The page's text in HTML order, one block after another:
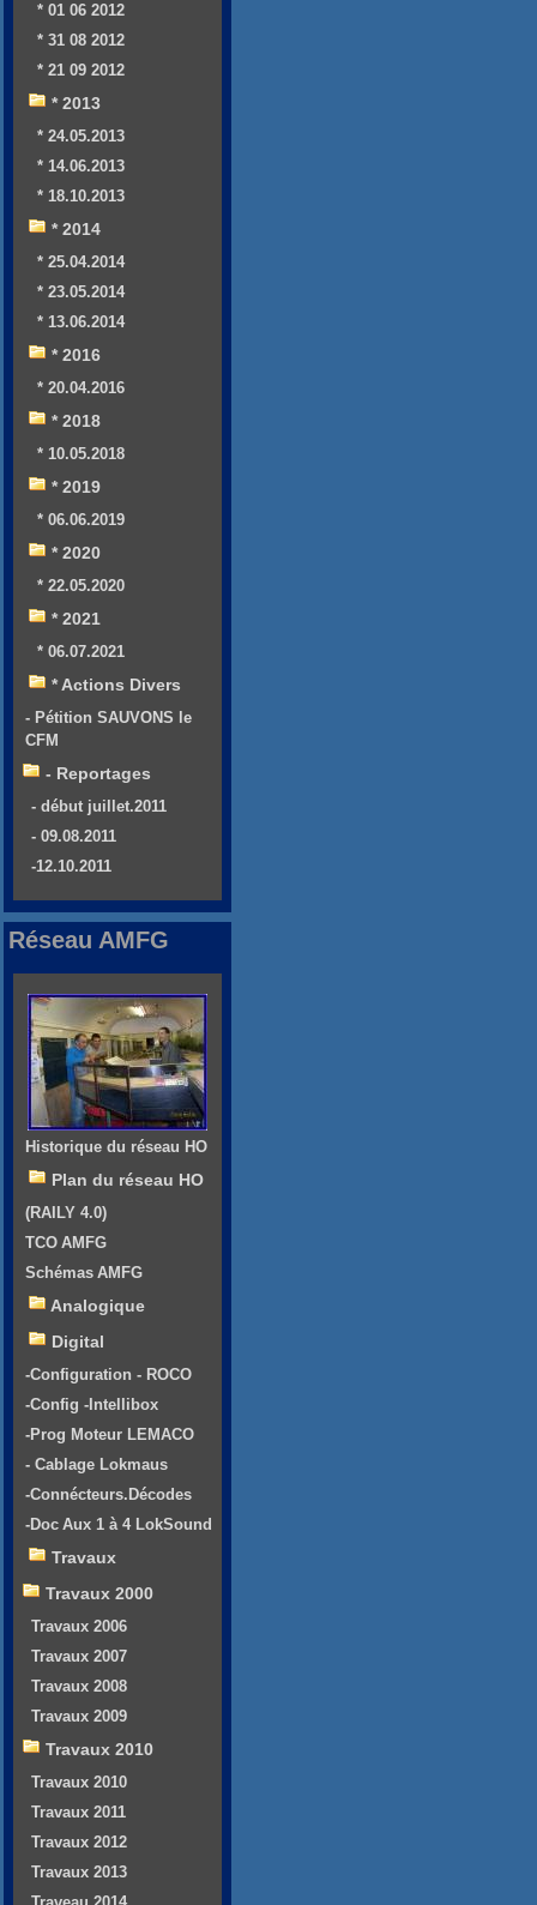
* 01 06 2012
* 31 08 2012
* 21 09 2012
* 2013
* 24.05.2013
* 14.06.2013
* 18.10.2013
* 2014
* 25.04.2014
* 23.05.2014
* 13.06.2014
* 2016
* 20.04.2016
* 2018
* 10.05.2018
* 2019
* 06.06.2019
* 2020
* 22.05.2020
* 2021
* 06.07.2021
* Actions Divers
- Pétition SAUVONS le
CFM
- Reportages
- début juillet.2011
- 09.08.2011
-12.10.2011
Réseau AMFG
Historique du réseau HO
Plan du réseau HO
(RAILY 4.0)
TCO AMFG
Schémas AMFG
Analogique
Digital
-Configuration - ROCO
-Config -Intellibox
-Prog Moteur LEMACO
- Cablage Lokmaus
-Connécteurs.Décodes
-Doc Aux 1 à 4 LokSound
Travaux
Travaux 2000
Travaux 2006
Travaux 2007
Travaux 2008
Travaux 2009
Travaux 2010
Travaux 2010
Travaux 2011
Travaux 2012
Travaux 2013